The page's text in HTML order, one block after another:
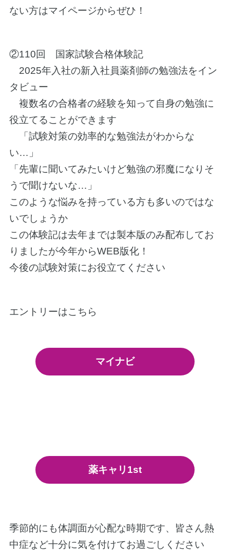
ない方はマイページからぜひ！
②110回 国家試験合格体験記
2025年入社の新入社員薬剤師の勉強法をイン
タビュー
複数名の合格者の経験を知って自身の勉強に
役立てることができます
「試験対策の効率的な勉強法がわからな
い…」
「先輩に聞いてみたいけど勉強の邪魔になりそ
うで聞けないな…」
このような悩みを持っている方も多いのではな
いでしょうか
この体験記は去年までは製本版のみ配布してお
りましたが今年からWEB版化！
今後の試験対策にお役立てください
エントリーはこちら
マイナビ
薬キャリ1st
季節的にも体調面が心配な時期です、皆さん熱
中症など十分に気を付けてお過ごしください